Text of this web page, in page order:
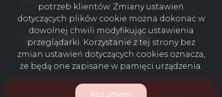
social media Facebook
Facebook
Facebook
Facebook
Facebook
Facebook
Facebook
Domy Na Wsi © 2026
potrzeb klientów. Zmiany ustawień
dotyczących plików cookie można dokonać w
dowolnej chwili modyfikując ustawienia
przeglądarki. Korzystanie z tej strony bez
zmian ustawień dotyczących cookies oznacza,
że będą one zapisane w pamięci urządzenia.
Rozumiem